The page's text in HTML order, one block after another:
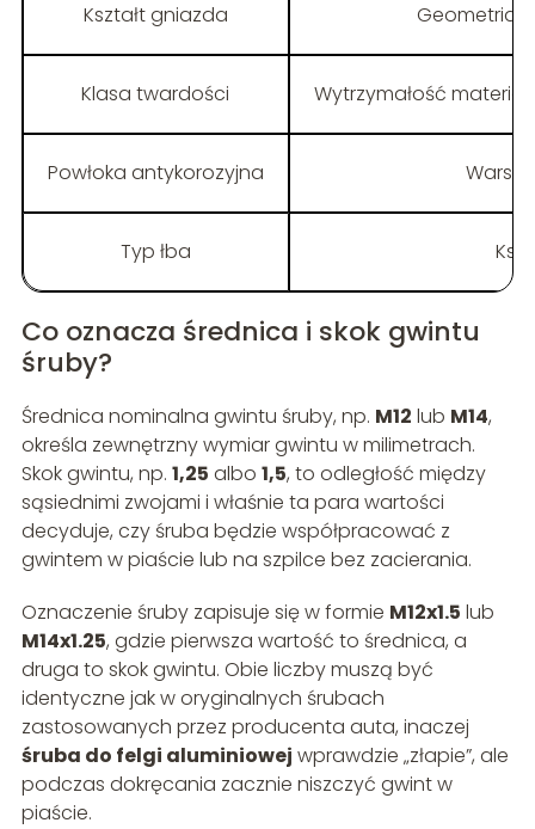
Kształt gniazda Geometria
Klasa twardości Wytrzymałość
Powłoka antykorozyjna
Typ łba
Co oznacza średnica i skok gwintu
śruby?
Średnica nominalna gwintu śruby, np. M12 lub M14,
określa zewnętrzny wymiar gwintu w milimetrach.
Skok gwintu, np. 1,25 albo 1,5, to odległość między
sąsiednimi zwojami i właśnie ta para wartości
decyduje, czy śruba będzie współpracować z
gwintem w piaście lub na szpilce bez zacierania.
Oznaczenie śruby zapisuje się w formie M12x1.5 lub
M14x1.25, gdzie pierwsza wartość to średnica, a
druga to skok gwintu. Obie liczby muszą być
identyczne jak w oryginalnych śrubach
zastosowanych przez producenta auta, inaczej
śruba do felgi aluminiowej wprawdzie „złapie”, ale
podczas dokręcania zacznie niszczyć gwint w
piaście.